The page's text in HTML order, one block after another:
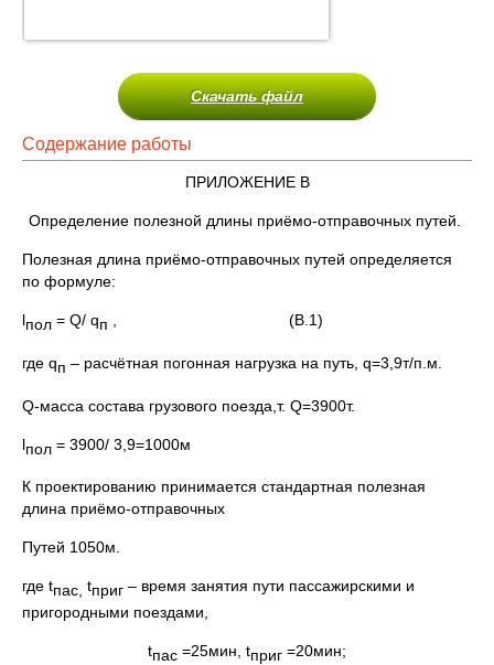
Скачать файл
Содержание работы
ПРИЛОЖЕНИЕ В
Определение полезной длины приёмо-отправочных путей.
Полезная длина приёмо-отправочных путей определяется
по формуле:
lпол = Q/ qп , (В.1)
где qп – расчётная погонная нагрузка на путь, q=3,9т/п.м.
Q-масса состава грузового поезда,т. Q=3900т.
lпол = 3900/ 3,9=1000м
К проектированию принимается стандартная полезная
длина приёмо-отправочных
Путей 1050м.
где tпас, tприг – время занятия пути пассажирскими и
пригородными поездами,
tпас =25мин, tприг =20мин;